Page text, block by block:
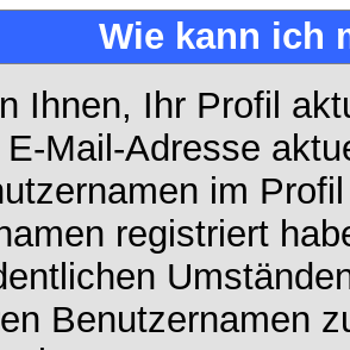
Wie kann ich
Ihnen, Ihr Profil
Mail-Adresse
im
registriert
Benutzernamen